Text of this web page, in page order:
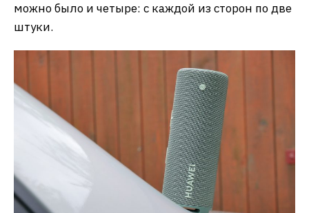
можно было и четыре: с каждой из сторон по две
штуки.